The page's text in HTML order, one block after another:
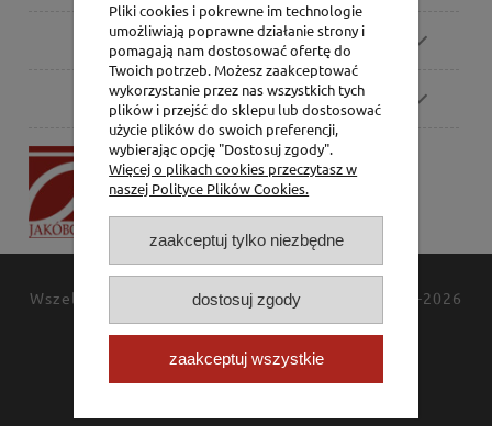
Zamówienia
Pomoc
P.H. Jakóbczak
Dorota Jakóbczak
Bialska 2/4,
42-202 Częstochowa
Wszelkie prawa zastrzeżoneJAKÓBCZAK
© 1994-2026
Polityka prywatności
Kontakt
Pliki cookies i pokrewne im technologie
umożliwiają poprawne działanie strony i
pomagają nam dostosować ofertę do
Twoich potrzeb. Możesz zaakceptować
wykorzystanie przez nas wszystkich tych
plików i przejść do sklepu lub dostosować
użycie plików do swoich preferencji,
wybierając opcję "Dostosuj zgody".
Więcej o plikach cookies przeczytasz w
naszej Polityce Plików Cookies.
zaakceptuj tylko niezbędne
dostosuj zgody
zaakceptuj wszystkie